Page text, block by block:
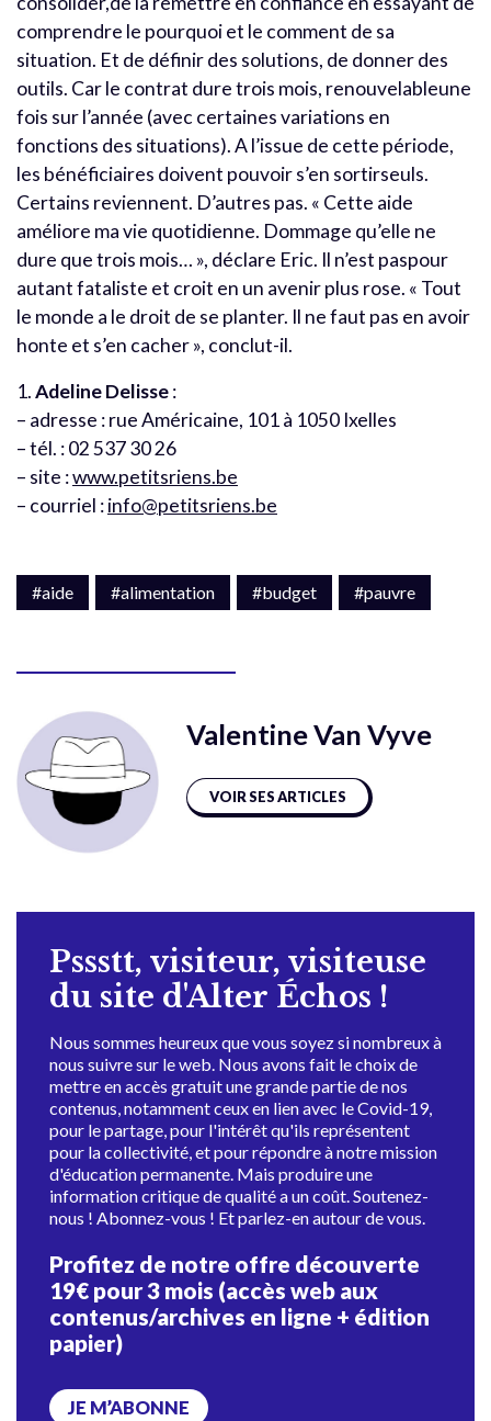
comprendre le pourquoi et le comment de sa
situation. Et de définir des solutions, de donner des
outils. Car le contrat dure trois mois, renouvelableune
fois sur l’année (avec certaines variations en
fonctions des situations). A l’issue de cette période,
les bénéficiaires doivent pouvoir s’en sortirseuls.
Certains reviennent. D’autres pas. « Cette aide
améliore ma vie quotidienne. Dommage qu’elle ne
dure que trois mois… », déclare Eric. Il n’est paspour
autant fataliste et croit en un avenir plus rose. « Tout
le monde a le droit de se planter. Il ne faut pas en avoir
honte et s’en cacher », conclut-il.
1.Adeline Delisse:
– adresse : rue Américaine, 101 à 1050 Ixelles
– tél. : 02 537 30 26
– site :www.petitsriens.be
– courriel :info@petitsriens.be
#aide #alimentation #budget #pauvre
Valentine Van Vyve
VOIR SES ARTICLES
Pssstt, visiteur, visiteuse
du site d'Alter Échos !
Nous sommes heureux que vous soyez si nombreux à
nous suivre sur le web. Nous avons fait le choix de
mettre en accès gratuit une grande partie de nos
contenus, notamment ceux en lien avec le Covid-19,
pour le partage, pour l'intérêt qu'ils représentent
pour la collectivité, et pour répondre à notre mission
d'éducation permanente. Mais produire une
information critique de qualité a un coût. Soutenez-
nous ! Abonnez-vous ! Et parlez-en autour de vous.
Profitez de notre offre découverte
19€ pour 3 mois (accès web aux
contenus/archives en ligne + édition
papier)
JE M’ABONNE